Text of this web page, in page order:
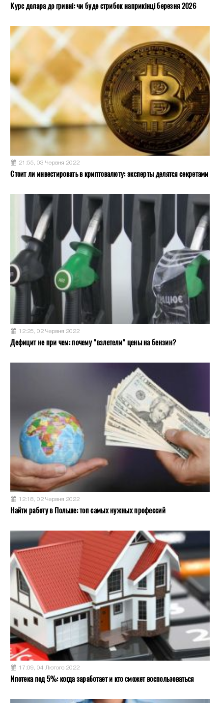
Курс долара до гривні: чи буде стрибок наприкінці березня 2026
21:55, 03 Червня 2022
Стоит ли инвестировать в криптовалюту: эксперты делятся секретами
12:25, 02 Червня 2022
Дефицит не при чем: почему "взлетели" цены на бензин?
12:18, 02 Червня 2022
Найти работу в Польше: топ самых нужных профессий
17:09, 04 Лютого 2022
Ипотека под 5%: когда заработает и кто сможет воспользоваться